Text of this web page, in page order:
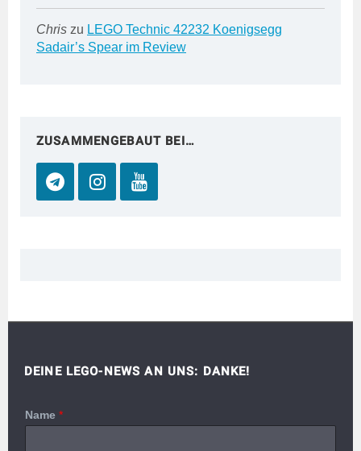
Chris zu LEGO Technic 42232 Koenigsegg
Sadair’s Spear im Review
ZUSAMMENGEBAUT BEI…
DEINE LEGO-NEWS AN UNS: DANKE!
Name *